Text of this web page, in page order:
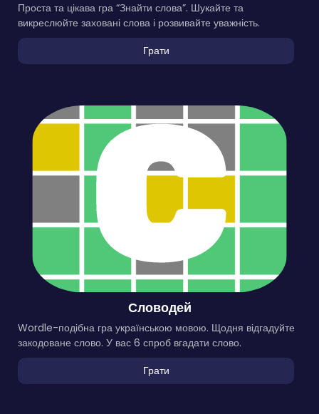
Проста та цікава гра “Знайти слова”. Шукайте та
викреслюйте заховані слова і розвивайте уважність.
Грати
Словодей
Wordle-подібна гра українською мовою. Щодня відгадуйте
закодоване слово. У вас 6 спроб вгадати слово.
Грати